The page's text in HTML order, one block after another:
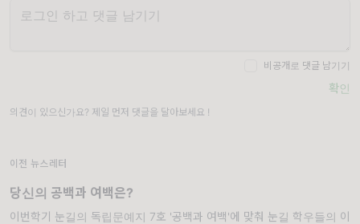
비공개로 댓글 남기기
확인
의견이 있으신가요? 제일 먼저 댓글을 달아보세요 !
이전 뉴스레터
당신의 공백과 여백은?
이번학기 눈길의 독립문예지 7호 '공백과 여백'에 맞춰 눈길 학우들의 이